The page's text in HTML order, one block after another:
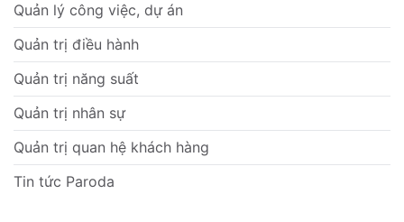
Quản lý công việc, dự án
Quản trị điều hành
Quản trị năng suất
Quản trị nhân sự
Quản trị quan hệ khách hàng
Tin tức Paroda